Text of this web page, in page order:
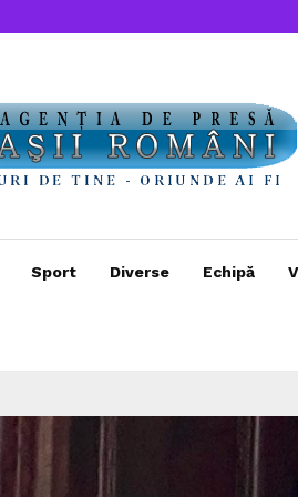
Sport Diverse Echipă